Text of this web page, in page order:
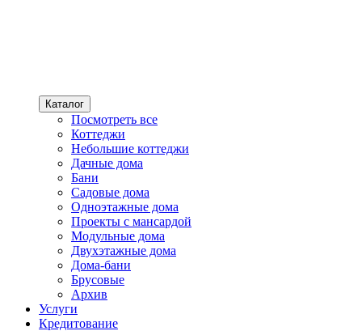
Каталог
Посмотреть все
Коттеджи
Небольшие коттеджи
Дачные дома
Бани
Садовые дома
Одноэтажные дома
Проекты с мансардой
Модульные дома
Двухэтажные дома
Дома-бани
Брусовые
Архив
Услуги
Кредитование